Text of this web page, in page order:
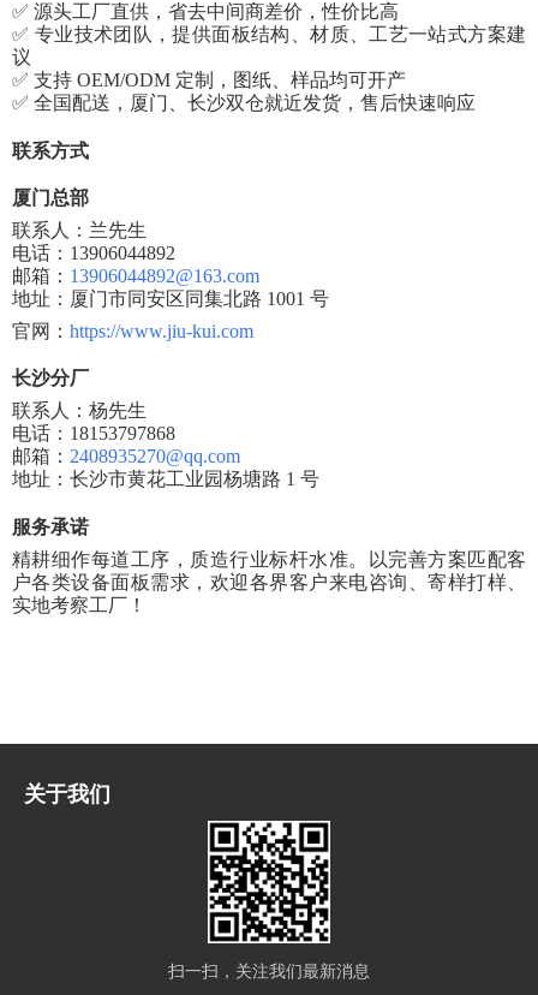
✅ 源头工厂直供，省去中间商差价，性价比高
✅ 专业技术团队，提供面板结构、材质、工艺一站式方案建
议
✅ 支持 OEM/ODM 定制，图纸、样品均可开产
✅ 全国配送，厦门、长沙双仓就近发货，售后快速响应
联系方式
厦门总部
联系人：兰先生
电话： 13906044892
邮箱： 13906044892@163.com
地址：厦门市同安区同集北路 1001 号
官网： https://www.jiu-kui.com
长沙分厂
联系人：杨先生
电话： 18153797868
邮箱： 2408935270@qq.com
地址：长沙市黄花工业园杨塘路 1 号
服务承诺
精耕细作每道工序，质造行业标杆水准。以完善方案匹配客
户各类设备面板需求，欢迎各界客户来电咨询、寄样打样、
实地考察工厂！
关于我们
扫一扫，关注我们最新消息